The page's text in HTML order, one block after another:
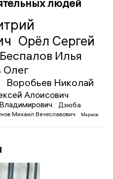
людей
Орёл Сергей
Беспалов Илья
Олег
Воробьев Николай
Алоисович
Дзюба
Михаил Вячеславович
Марков